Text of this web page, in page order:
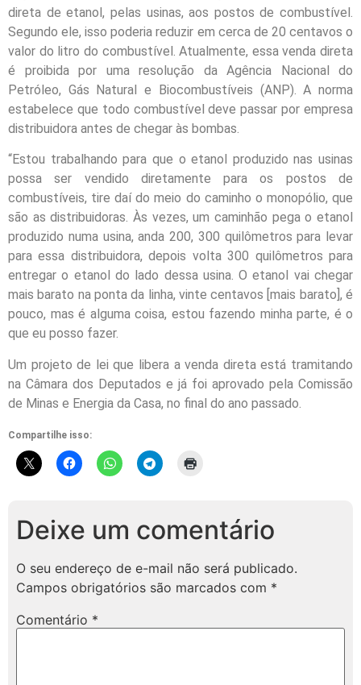
direta de etanol, pelas usinas, aos postos de combustível.
Segundo ele, isso poderia reduzir em cerca de 20 centavos o
valor do litro do combustível. Atualmente, essa venda direta
é proibida por uma resolução da Agência Nacional do
Petróleo, Gás Natural e Biocombustíveis (ANP). A norma
estabelece que todo combustível deve passar por empresa
distribuidora antes de chegar às bombas.
“Estou trabalhando para que o etanol produzido nas usinas
possa ser vendido diretamente para os postos de
combustíveis, tire daí do meio do caminho o monopólio, que
são as distribuidoras. Às vezes, um caminhão pega o etanol
produzido numa usina, anda 200, 300 quilômetros para levar
para essa distribuidora, depois volta 300 quilômetros para
entregar o etanol do lado dessa usina. O etanol vai chegar
mais barato na ponta da linha, vinte centavos [mais barato], é
pouco, mas é alguma coisa, estou fazendo minha parte, é o
que eu posso fazer.
Um projeto de lei que libera a venda direta está tramitando
na Câmara dos Deputados e já foi aprovado pela Comissão
de Minas e Energia da Casa, no final do ano passado.
Compartilhe isso:
Deixe um comentário
O seu endereço de e-mail não será publicado.
Campos obrigatórios são marcados com *
Comentário *